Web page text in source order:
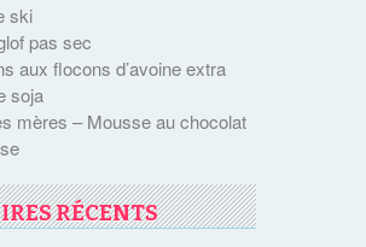
ski
pas sec
aux flocons d’avoine extra
soja
mères – Mousse au chocolat
RÉCENTS